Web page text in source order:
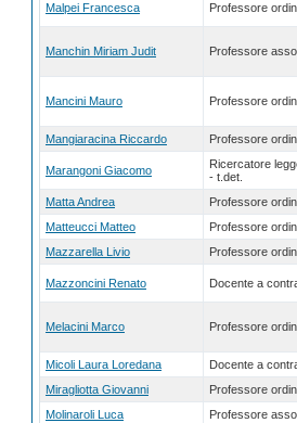
Malpei Francesca Professore
Manchin Miriam Judit Professore
Mancini Mauro Professore
Mangiaracina Riccardo Professore
Marangoni Giacomo
Ricercatore
- t.det.
Matta Andrea
Professore
Matteucci Matteo
Professore
Mazzarella Livio
Professore
Mazzoncini Renato Docente a
Melacini Marco Professore
Micoli Laura Loredana
Docente a
Miragliotta Giovanni
Professore
Molinaroli Luca
Professore